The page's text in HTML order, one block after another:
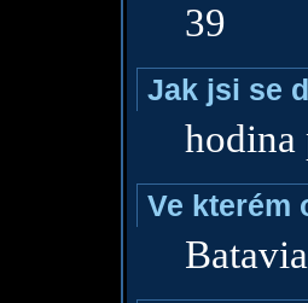
39
Jak jsi se
hodina
Ve kterém